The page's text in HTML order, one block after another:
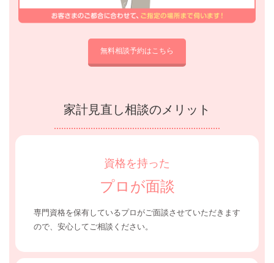
無料相談予約はこちら
家計見直し相談のメリット
資格を持った
プロが面談
専門資格を保有しているプロがご面談させていただきます
ので、安心してご相談ください。